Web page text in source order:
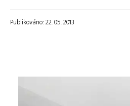
Publikováno: 22. 05. 2013